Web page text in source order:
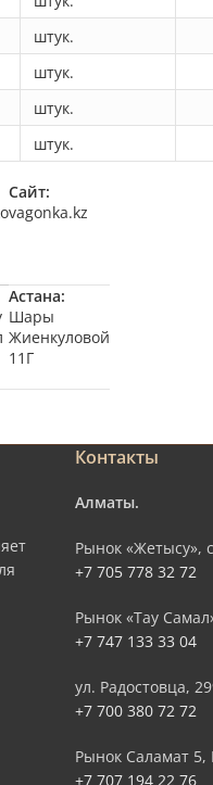
Сайт:
vagonka.kz
Астана:
Шары
Жиенкуловой
11Г
Контакты
Алматы.
Рынок «Жетысу»,
+7 705 778 32 72
Рынок «Тау
+7 747 133 33 04
ул. Радостовца,
+7 700 380 72 72
Рынок Саламат 5,
+7 707 194 22 76